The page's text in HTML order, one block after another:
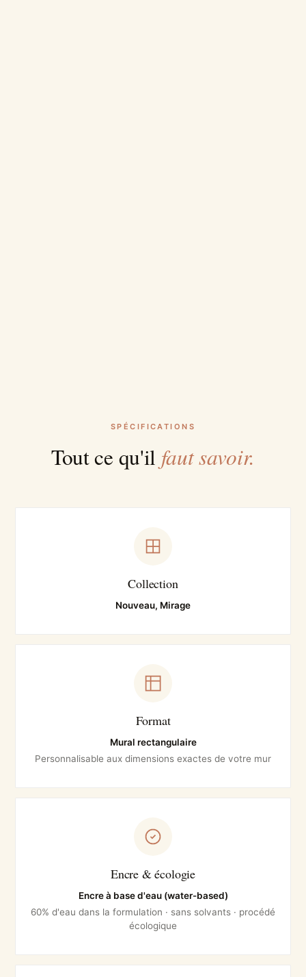
SPÉCIFICATIONS
Tout ce qu'il faut savoir.
Collection
Nouveau, Mirage
Format
Mural rectangulaire
Personnalisable aux dimensions exactes de votre mur
Encre & écologie
Encre à base d'eau (water-based)
60% d'eau dans la formulation · sans solvants · procédé
écologique